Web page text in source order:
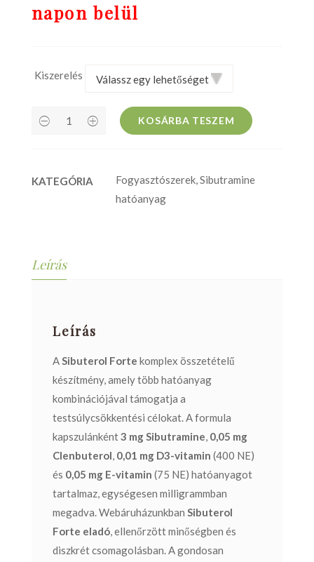
napon belül
Kiszerelés
KOSÁRBA TESZEM
KATEGÓRIA Fogyasztószerek,Sibutramine
hatóanyag
Leírás
Leírás
ASibuterol Forte komplex összetételű
készítmény, amely több hatóanyag
kombinációjával támogatja a
testsúlycsökkentési célokat. A formula
kapszulánként3 mg Sibutramine, 0,05 mg
Clenbuterol, 0,01 mg D3-vitamin (400 NE)
és 0,05 mg E-vitamin (75 NE) hatóanyagot
tartalmaz, egységesen milligrammban
megadva. Webáruházunkban Sibuterol
Forte eladó, ellenőrzött minőségben és
diszkrét csomagolásban. A gondosan